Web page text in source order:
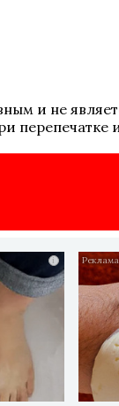
и не
i